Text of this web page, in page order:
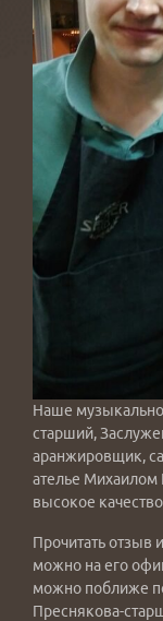
Наше
старший,
аранжировщик,
ателье
высокое
Прочитать отзыв
можно на его
можно поближе
Преснякова-